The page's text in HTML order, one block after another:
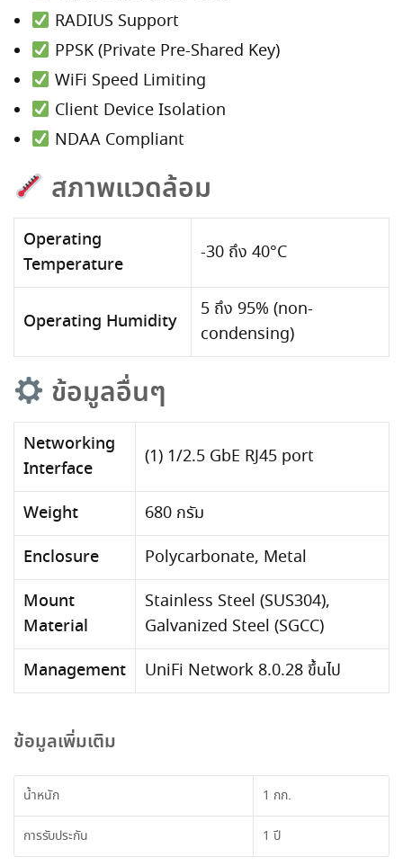
RADIUS Support
PPSK (Private Pre-Shared Key)
WiFi Speed Limiting
Client Device Isolation
NDAA Compliant
สภาพแวดล้อม
Operating
Temperature
-30 ถึง 40°C
Operating Humidity
5 ถึง 95% (non-
condensing)
ข้อมูลอื่นๆ
Networking
Interface
(1) 1/2.5 GbE RJ45 port
Weight
680 กรัม
Enclosure
Polycarbonate, Metal
Mount
Material
Stainless Steel (SUS304),
Galvanized Steel (SGCC)
Management
UniFi Network 8.0.28 ขึ้นไป
ข้อมูลเพิ่มเติม
น้ำหนัก 1 กก.
การรับประกัน 1 ปี